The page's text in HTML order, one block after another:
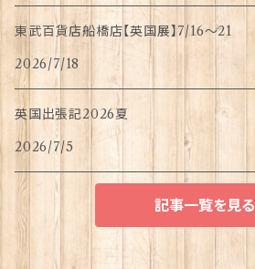
東武百貨店船橋店【英国展】7/16～21
2026/7/18
英国出張記2026夏
2026/7/5
記事一覧を見る